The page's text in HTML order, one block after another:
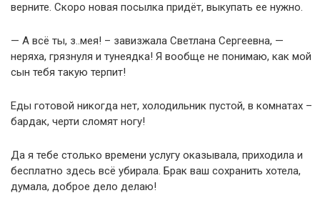
верните. Скоро новая посылка придёт, выкупать ее нужно.
— А всё ты, з..мея! – завизжала Светлана Сергеевна, —
неряха, грязнуля и тунеядка! Я вообще не понимаю, как мой
сын тебя такую терпит!
Еды готовой никогда нет, холодильник пустой, в комнатах –
бардак, черти сломят ногу!
Да я тебе столько времени услугу оказывала, приходила и
бесплатно здесь всё убирала. Брак ваш сохранить хотела,
думала, доброе дело делаю!